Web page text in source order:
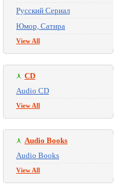
Русский Сериал
Юмор, Сатира
View All
CD
Audio CD
View All
Audio Books
Audio Books
View All